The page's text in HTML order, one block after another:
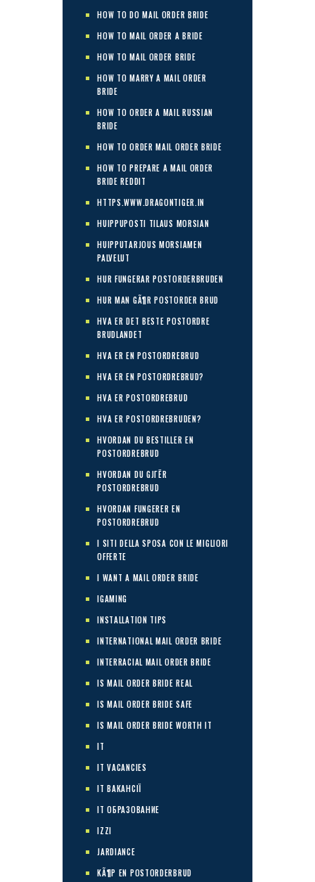
HOW TO DO MAIL ORDER BRIDE
HOW TO MAIL ORDER A BRIDE
HOW TO MAIL ORDER BRIDE
HOW TO MARRY A MAIL ORDER
BRIDE
HOW TO ORDER A MAIL RUSSIAN
BRIDE
HOW TO ORDER MAIL ORDER BRIDE
HOW TO PREPARE A MAIL ORDER
BRIDE REDDIT
HTTPS.WWW.DRAGONTIGER.IN
HUIPPUPOSTI TILAUS MORSIAN
HUIPPUTARJOUS MORSIAMEN
PALVELUT
HUR FUNGERAR POSTORDERBRUDEN
HUR MAN GÃ¶R POSTORDER BRUD
HVA ER DET BESTE POSTORDRE
BRUDLANDET
HVA ER EN POSTORDREBRUD
HVA ER EN POSTORDREBRUD?
HVA ER POSTORDREBRUD
HVA ER POSTORDREBRUDEN?
HVORDAN DU BESTILLER EN
POSTORDREBRUD
HVORDAN DU GJГЁR
POSTORDREBRUD
HVORDAN FUNGERER EN
POSTORDREBRUD
I SITI DELLA SPOSA CON LE MIGLIORI
OFFERTE
I WANT A MAIL ORDER BRIDE
IGAMING
INSTALLATION TIPS
INTERNATIONAL MAIL ORDER BRIDE
INTERRACIAL MAIL ORDER BRIDE
IS MAIL ORDER BRIDE REAL
IS MAIL ORDER BRIDE SAFE
IS MAIL ORDER BRIDE WORTH IT
IT
IT VACANCIES
IT ВАКАНСІЇ
IT ОБРАЗОВАНИЕ
IZZI
JARDIANCE
KÃ¶P EN POSTORDERBRUD